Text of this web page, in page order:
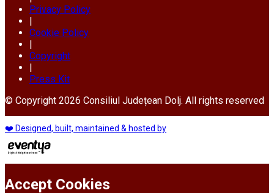
Privacy Policy
Cookie Policy
Copyright
Press Kit
© Copyright 2026 Consiliul Județean Dolj. All rights reserved
❤️ Designed, built, maintained & hosted by
Accept Cookies